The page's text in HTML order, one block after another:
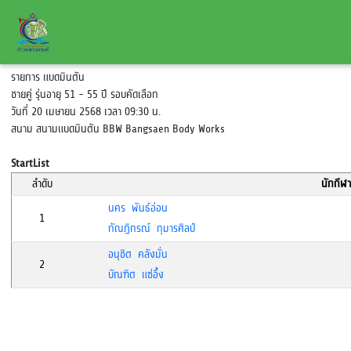
รายการ แบดมินตัน
ชายคู่ รุ่นอายุ 51 - 55 ปี รอบคัดเลือก
วันที่ 20 เมษายน 2568 เวลา 09:30 น.
สนาม สนามแบดมินตัน BBW Bangsaen Body Works
StartList
ลำดับ
นักกีฬา
1
นคร พันธ์อ่อน
กัณฏิกรณ์ กุมารศิลป์
2
อนุชิต คลังมั่น
บัณฑิต แซ่อึ้ง